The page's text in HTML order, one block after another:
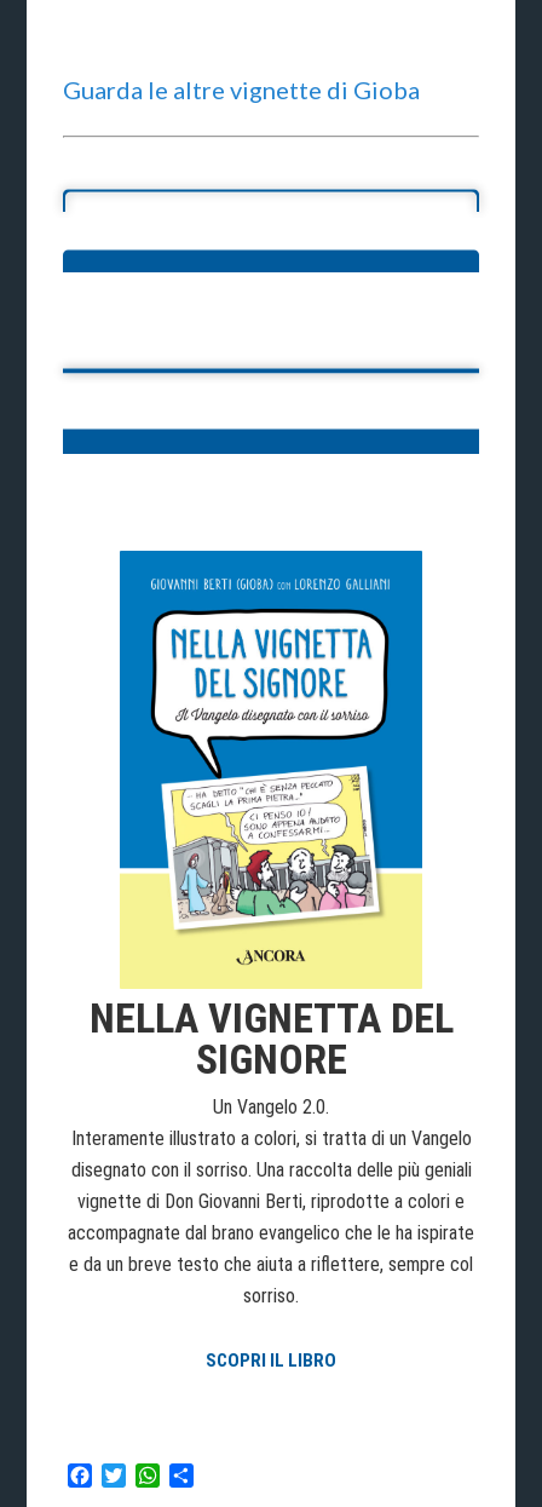
Guarda le altre vignette di Gioba
NELLA VIGNETTA DEL
SIGNORE
Un Vangelo 2.0.
Interamente illustrato a colori, si tratta di un Vangelo
disegnato con il sorriso. Una raccolta delle più geniali
vignette di Don Giovanni Berti, riprodotte a colori e
accompagnate dal brano evangelico che le ha ispirate
e da un breve testo che aiuta a riflettere, sempre col
sorriso.
SCOPRI IL LIBRO
Facebook
TwitterWhatsApp